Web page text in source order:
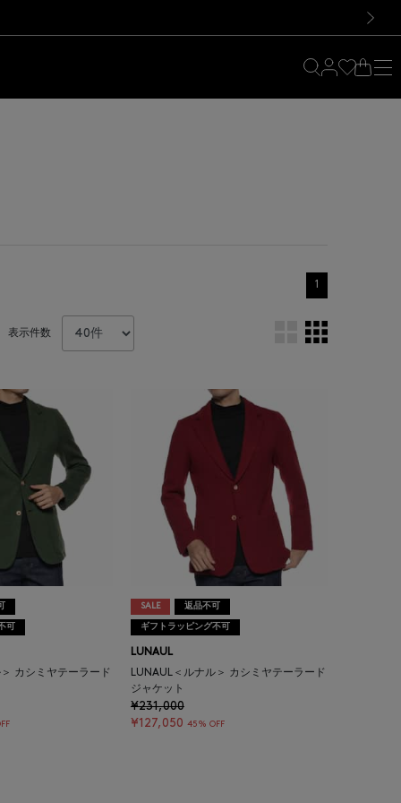
1
表示件数
可
カシミヤテーラード
SALE 返品不可
ギフトラッピング不可
LUNAUL
LUNAUL＜ルナル＞ カシミヤテーラード
ジャケット
¥231,000
¥127,050 45% OFF